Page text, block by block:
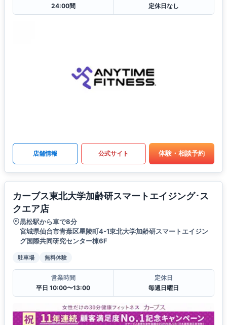
24:00間 定休日なし
店舗情報 公式サイト 体験・相談予約
カーブス東北大学加齢研スマートエイジング･ス
クエア店
黒松駅から車で8分
宮城県仙台市青葉区星陵町4-1東北大学加齢研スマートエイジン
グ国際共同研究センター棟6F
駐車場 無料体験
営業時間
平日 10:00〜13:00
定休日
毎週日曜日